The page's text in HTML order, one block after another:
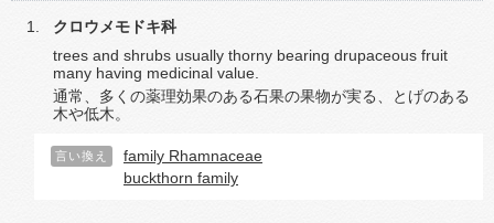
クロウメモドキ科
trees and shrubs usually thorny bearing drupaceous fruit
many having medicinal value.
通常、多くの薬理効果のある石果の果物が実る、とげのある
木や低木。
言い換え
family Rhamnaceae
buckthorn family